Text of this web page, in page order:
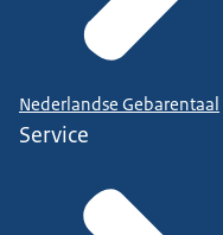
Nederlandse Gebarentaal
Service